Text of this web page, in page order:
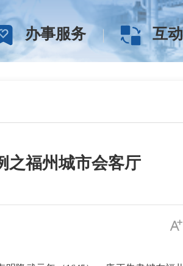
办事服务 互
之福州城市会客厅